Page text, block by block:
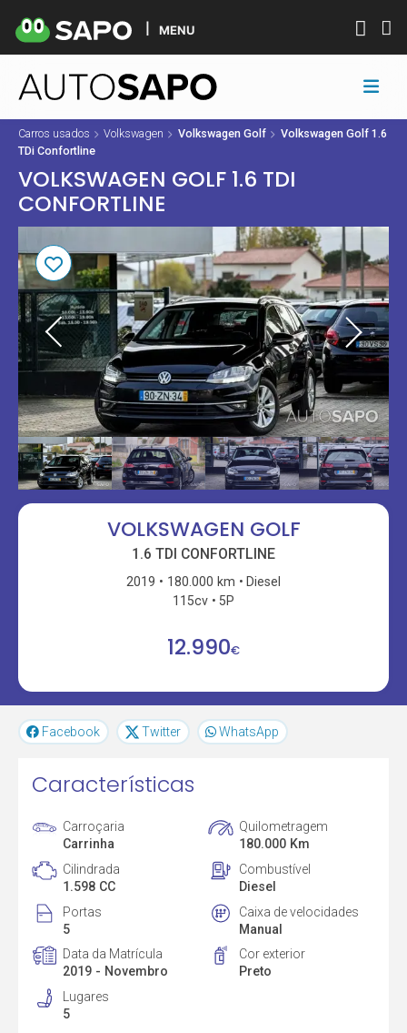
MENU
Carros usados Volkswagen Volkswagen Golf
Volkswagen Golf 1.6
TDi Confortline
VOLKSWAGEN GOLF 1.6 TDI
CONFORTLINE
VOLKSWAGEN GOLF
1.6 TDI CONFORTLINE
2019 180.000 km
Diesel
115cv
5P
12.990€
Facebook Twitter WhatsApp
Características
Carroçaria
Carrinha
Quilometragem
180.000 Km
Cilindrada
1.598 CC
Combustível
Diesel
Portas
5
Caixa de velocidades
Manual
Data da Matrícula
2019 - Novembro
Cor exterior
Preto
Lugares
5